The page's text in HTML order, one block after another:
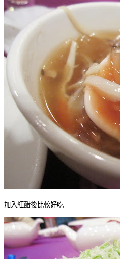
加入紅醋後比較好吃